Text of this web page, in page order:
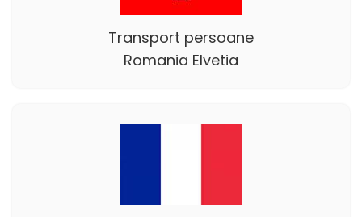
Transport persoane
Romania Elvetia